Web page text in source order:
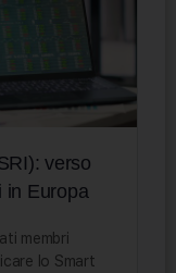
verso
in Europa
membri
lo Smart